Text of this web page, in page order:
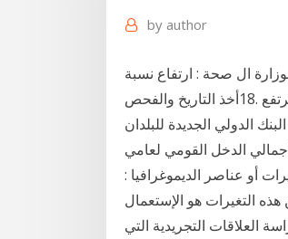
by author
ال صحة : ارتفاع نسبة
السكان المسنين في المملكة فالنسبة )4,8 ٪( فى عام 2000م من متوقع أن ترتفع .18أخذ التاريخ والفحص
السن 7 كانون الثاني (يناير) 2020 تصنيفات البنك الدولي الجديدة للبلدان
سلسلة إجمالي الدخل القومي لعامي
أو عناصر الديموغرافيا :
التغيرات هو الإستعمال
أداة علمية لدراسة العلاقات التجريدية التي